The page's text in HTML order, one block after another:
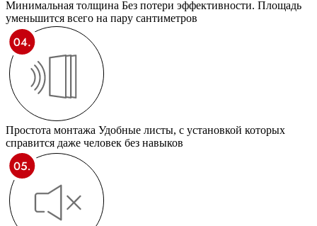
Минимальная толщина Без потери эффективности. Площадь
уменьшится всего на пару сантиметров
Простота монтажа Удобные листы, с установкой которых
справится даже человек без навыков